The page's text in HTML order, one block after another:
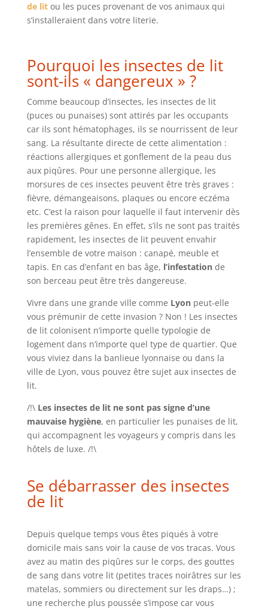
de litou les puces provenant de vos animaux qui
s’installeraient dans votre literie.
Pourquoi les insectes de lit
sont-ils « dangereux » ?
Comme beaucoup d’insectes, les insectes de lit
(puces ou punaises) sont attirés par les occupants
car ils sont hématophages, ils se nourrissent de leur
sang. La résultante directe de cette alimentation :
réactions allergiques et gonflement de la peau dus
aux piqûres. Pour une personne allergique, les
morsures de ces insectes peuvent être très graves :
fièvre, démangeaisons, plaques ou encore eczéma
etc. C’est la raison pour laquelle il faut intervenir dès
les premières gênes. En effet, s’ils ne sont pas traités
rapidement, les insectes de lit peuvent envahir
l’ensemble de votre maison : canapé, meuble et
tapis. En cas d’enfant en bas âge, l’infestationde
son berceau peut être très dangereuse.
Vivre dans une grande ville comme Lyonpeut-elle
vous prémunir de cette invasion ? Non ! Les insectes
de lit colonisent n’importe quelle typologie de
logement dans n’importe quel type de quartier. Que
vous viviez dans la banlieue lyonnaise ou dans la
ville de Lyon, vous pouvez être sujet aux insectes de
lit.
/!\ Les insectes de lit ne sont pas signe d’une
mauvaise hygiène, en particulier les punaises de lit,
qui accompagnent les voyageurs y compris dans les
hôtels de luxe. /!\
Se débarrasser des insectes
de lit
Depuis quelque temps vous êtes piqués à votre
domicile mais sans voir la cause de vos tracas. Vous
avez au matin des piqûres sur le corps, des gouttes
de sang dans votre lit (petites traces noirâtres sur les
matelas, sommiers ou directement sur les draps…) ;
une recherche plus poussée s’impose car vous